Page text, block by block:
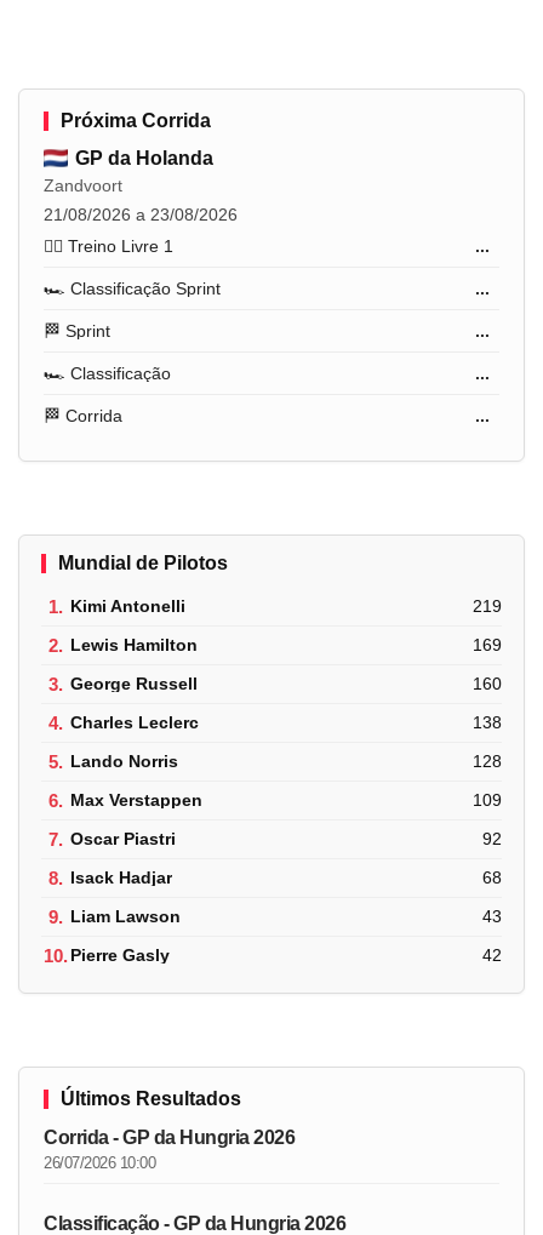
Próxima Corrida
GP da Holanda
Zandvoort
21/08/2026 a 23/08/2026
🏋️‍♂️ Treino Livre 1
...
🏎️ Classificação Sprint ...
🏁 Sprint ...
🏎️ Classificação ...
🏁 Corrida ...
Mundial de Pilotos
1. Kimi Antonelli 219
2. Lewis Hamilton 169
3. George Russell 160
4. Charles Leclerc 138
5. Lando Norris 128
6. Max Verstappen 109
7. Oscar Piastri 92
8. Isack Hadjar 68
9. Liam Lawson 43
10.Pierre Gasly 42
Últimos Resultados
Corrida - GP da Hungria 2026
26/07/2026 10:00
Classificação - GP da Hungria 2026